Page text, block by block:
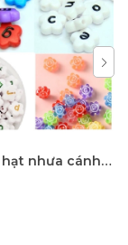
10-50gam hạt nhưa cánh hoa in chữ cái , in mặt cười các kiểu size 10-12mm